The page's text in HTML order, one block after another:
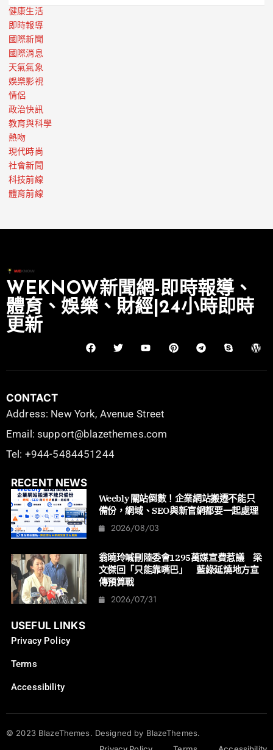
健康生活
即時報導
國際新聞
國際消息
天氣氣象
娛樂影視
情侶
政治快訊
教育與科學
熱吻
現代時尚
社會新聞
科技前線
體育前線
WEKNOW新聞網-即時報導、
體育、娛樂、財經|24小時即時
更新
CONTACT
Address: New York, Avenue Street
Email: support@blazethemes.com
Tel: +944-5484451244
RECENT NEWS
Weebly 關站倒數！企業網站搬遷不能只
備份，網域、SEO與新官網都要一起處理
2026/08/03
翁曉玲喊刪陸委會1295萬媒宣費惹議 梁
文傑回「只能靠嘴巴」 藍綠延燒地方宣
傳預算戰
2026/07/31
USEFUL LINKS
Privacy Policy
Terms
Accessibility
© 2023 BlazeThemes. Designed by BlazeThemes.